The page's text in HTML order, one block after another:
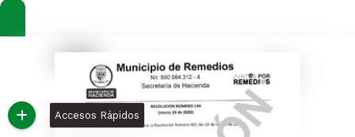
Accesos Rápidos